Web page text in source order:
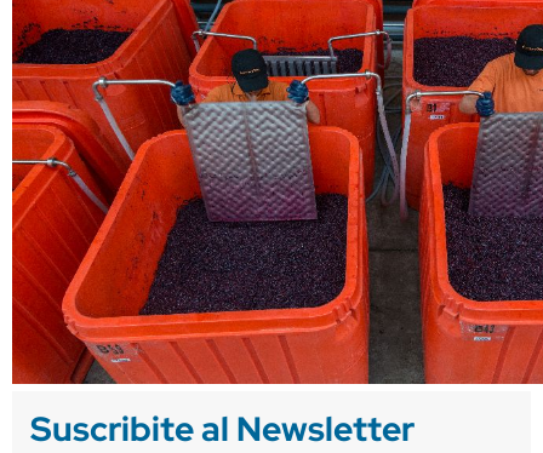
Suscribite al Newsletter